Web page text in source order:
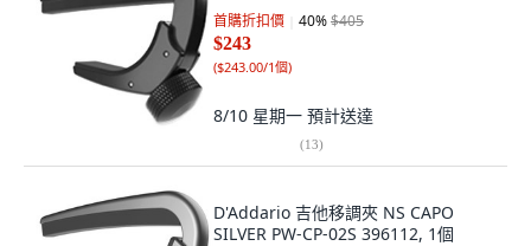
首購折扣價 40%$405
$243
($243.00/1個)
8/10 星期一 預計送達
(13)
D'Addario 吉他移調夾 NS CAPO
SILVER PW-CP-02S 396112, 1個